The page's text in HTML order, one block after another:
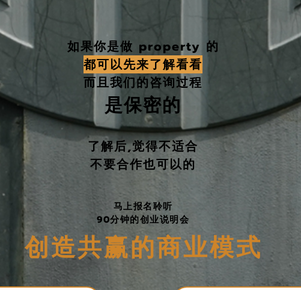
如果你是做 property 的
都可以先来了解看看
而且我们的咨询过程
是保密的
了解后,觉得不适合
不要合作也可以的
马上报名聆听
90分钟的创业说明会
​创造共赢的商业模式